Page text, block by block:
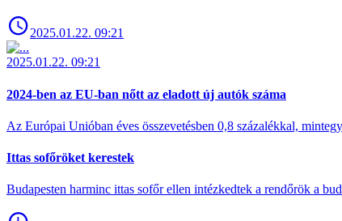
2025.01.22. 09:21
2025.01.22. 09:21
2024-ben az EU-ban nőtt az eladott új autók száma
Az Európai Unióban éves összevetésben 0,8 százalékkal,
Ittas sofőröket kerestek
Budapesten harminc ittas sofőr ellen intézkedtek a rendőrök a